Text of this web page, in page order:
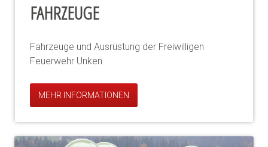
FAHRZEUGE
Fahrzeuge und Ausrüstung der Freiwilligen
Feuerwehr Unken
MEHR INFORMATIONEN